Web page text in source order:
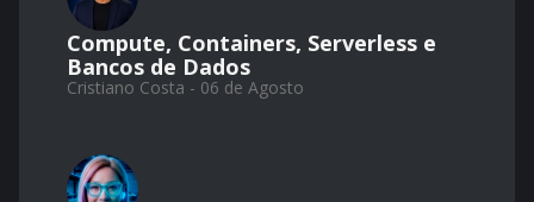
Compute, Containers, Serverless e
Bancos de Dados
Cristiano Costa - 06 de Agosto